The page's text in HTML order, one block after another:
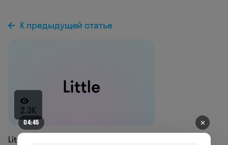
К предыдущей статье
2.3K
Little
04:45 ✕